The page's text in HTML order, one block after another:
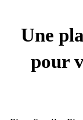
Une
pour